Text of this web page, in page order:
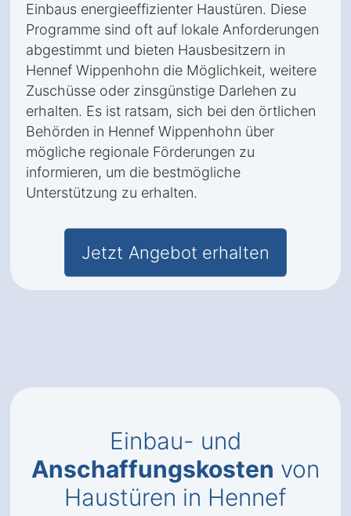
Einbaus energieeffizienter Haustüren. Diese
Programme sind oft auf lokale Anforderungen
abgestimmt und bieten Hausbesitzern in
Hennef Wippenhohn die Möglichkeit, weitere
Zuschüsse oder zinsgünstige Darlehen zu
erhalten. Es ist ratsam, sich bei den örtlichen
Behörden in Hennef Wippenhohn über
mögliche regionale Förderungen zu
informieren, um die bestmögliche
Unterstützung zu erhalten.
Jetzt Angebot erhalten
Einbau- und
Anschaffungskosten von
Haustüren in Hennef